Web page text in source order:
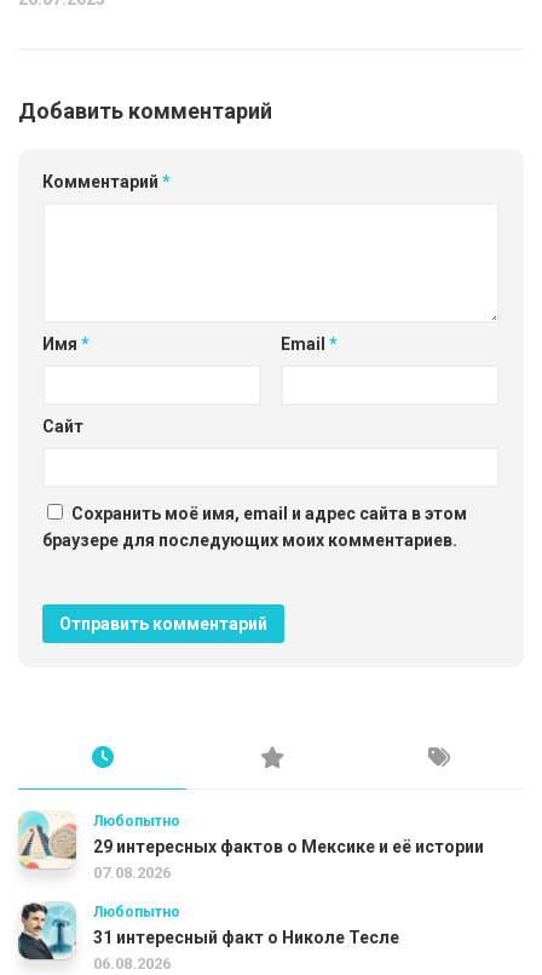
Добавить комментарий
Комментарий *
Имя * Email *
Сайт
Сохранить моё имя, email и адрес сайта в этом
браузере для последующих моих комментариев.
Любопытно
29 интересных фактов о Мексике и её истории
07.08.2026
Любопытно
31 интересный факт о Николе Тесле
06.08.2026